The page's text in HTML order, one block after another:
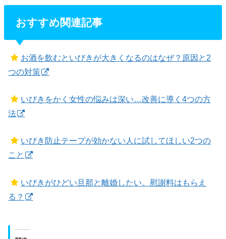
おすすめ関連記事
お酒を飲むといびきが大きくなるのはなぜ？原因と2
つの対策
いびきをかく女性の悩みは深い…改善に導く4つの方
法
いびき防止テープが効かない人に試してほしい2つの
こと
いびきがひどい旦那と離婚したい。慰謝料はもらえ
る？